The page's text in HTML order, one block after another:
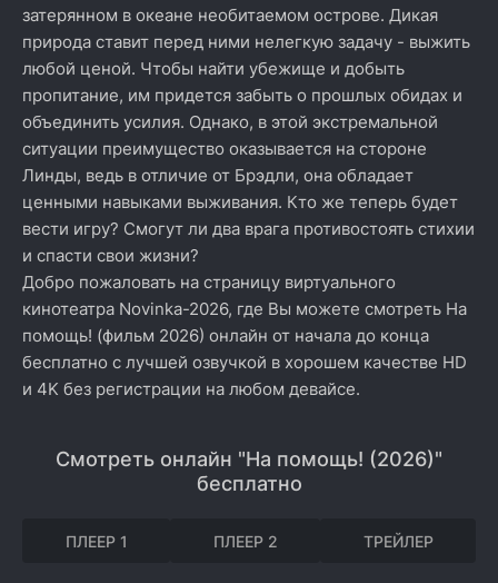
затерянном в океане необитаемом острове. Дикая
природа ставит перед ними нелегкую задачу - выжить
любой ценой. Чтобы найти убежище и добыть
пропитание, им придется забыть о прошлых обидах и
объединить усилия. Однако, в этой экстремальной
ситуации преимущество оказывается на стороне
Линды, ведь в отличие от Брэдли, она обладает
ценными навыками выживания. Кто же теперь будет
вести игру? Смогут ли два врага противостоять стихии
и спасти свои жизни?
Добро пожаловать на страницу виртуального
кинотеатра Novinka-2026, где Вы можете смотреть На
помощь! (фильм 2026) онлайн от начала до конца
бесплатно с лучшей озвучкой в хорошем качестве HD
и 4K без регистрации на любом девайсе.
Смотреть онлайн "На помощь! (2026)"
бесплатно
ПЛЕЕР 1 ПЛЕЕР 2 ТРЕЙЛЕР